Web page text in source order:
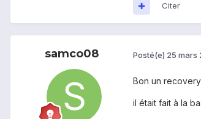
Citer
samco08 Posté(e) 25 mars
Bon un
il était fait à la